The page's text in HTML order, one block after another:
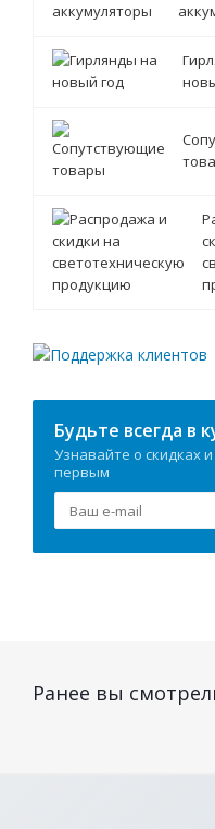
Будьте всегда в
Узнавайте о скидках
первым
Ранее вы